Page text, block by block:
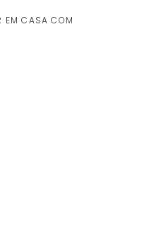
EM CASA COM